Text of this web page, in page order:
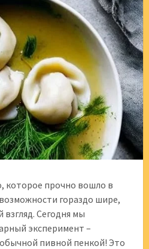
которое прочно вошло в
гораздо шире,
Сегодня мы
эксперимент –
пивной пенкой! Это